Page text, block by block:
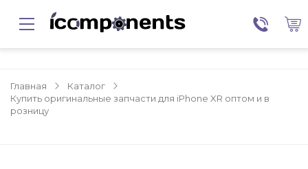
Главная
Каталог
Купить оригинальные запчасти для iPhone XR оптом и в
розницу